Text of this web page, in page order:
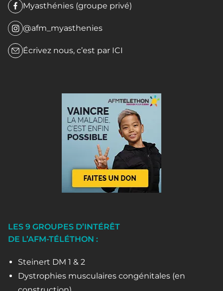
Myasthénies (groupe privé)
@afm_myasthenies
Écrivez nous, c’est par ICI
LES 9 GROUPES D’INTÉRÊT
DE L’AFM-TÉLÉTHON :
Steinert DM 1 & 2
Dystrophies musculaires congénitales (en